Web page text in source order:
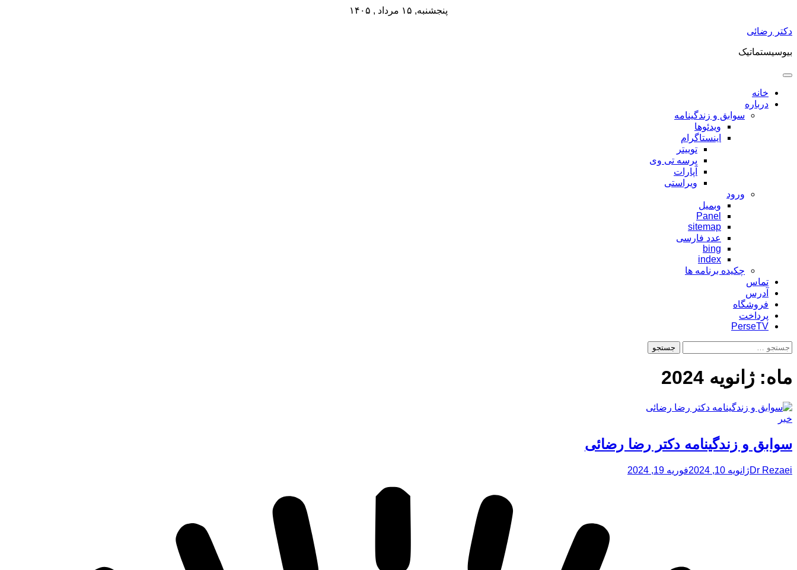
پنجشنبه, ۱۵ مرداد , ۱۴۰۵
به
دکتر رضائی
بیوسیستماتیک
خانه
درباره
سوابق و زندگینامه
ویدئوها
اینستاگرام
توییتر
پرسه تی وی
آپارات
ویراستی
ورود
وبمیل
Panel
sitemap
عدد فارسی
bing
index
چکیده برنامه ها
تماس
آدرس
فروشگاه
پرداخت
PerseTV
جستجو
ماه:ژانویه 2024
خبر
سوابق و زندگینامه دکتر رضا رضائی
Dr Rezaeiژانویه 10, 2024 فوریه 19, 2024